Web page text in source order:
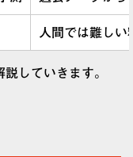
人間では難しい
していきます。